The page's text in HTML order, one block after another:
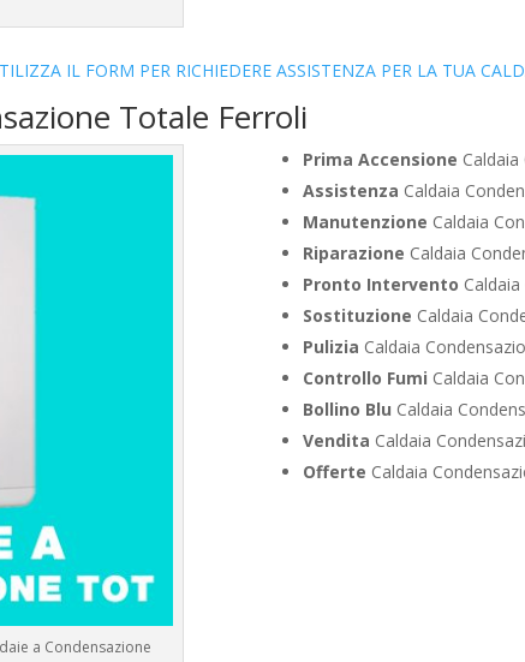
IL FORM PER RICHIEDERE ASSISTENZA PER LA TUA
Totale Ferroli
a Condensazione
Prima Accensione
Assistenza Caldaia
Manutenzione Caldaia
Riparazione Caldaia
Pronto Intervento
Sostituzione Caldaia
Pulizia Caldaia
Controllo Fumi Caldaia
Bollino Blu Caldaia
Vendita Caldaia
Offerte Caldaia